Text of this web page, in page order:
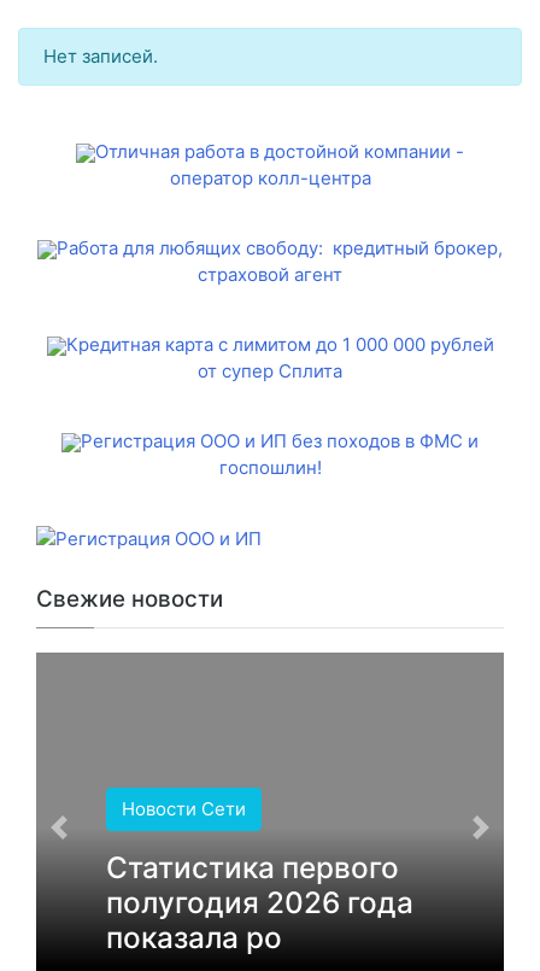
Нет записей.
Отличная работа в достойной компании -
оператор колл-центра
Работа для любящих свободу: кредитный брокер,
страховой агент
Кредитная карта с лимитом до 1 000 000 рублей
от супер Сплита
Регистрация ООО и ИП без походов в ФМС и
госпошлин!
Свежие новости
Новости Сети
Статистика первого
полугодия 2026 года
показала ро